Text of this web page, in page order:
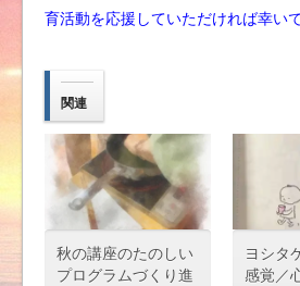
育活動を応援していただければ幸い
関連
秋の講座のたのしい
プログラムづくり進
ヨシタ
感覚／